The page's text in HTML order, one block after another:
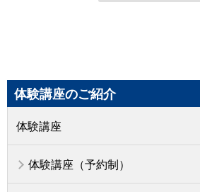
体験講座のご紹介
体験講座
体験講座（予約制）